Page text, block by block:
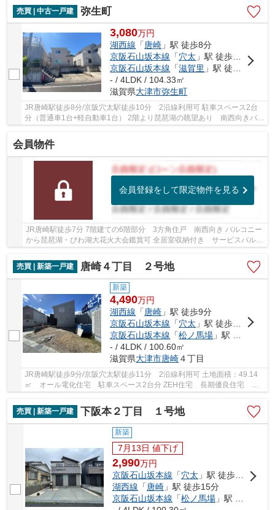
売買 | 中古一戸建
弥生町
3,080万円
湖西線 「唐崎 」駅 徒歩8分
京阪石山坂本線 「穴太 」駅 徒歩10分
京阪石山坂本線 「滋賀里 」駅 徒歩15分
- / 4LDK / 104.33㎡
滋賀県大津市弥生町
JR唐崎駅徒歩8分/京阪穴太駅徒歩10分 2沿線利用可 駐車スペース2台
分（普通車1台+軽自動車1台） 2階より琵琶湖の眺望あり 南西向きバル
会員物件
会員登録をして限定物件を見る
JR唐崎駅徒歩7分 7階建ての6階部分 3方角住戸 南西向き バルコニー
から琵琶湖・びわ湖大花火大会鑑賞可 全居室収納付き サービスバルコ
売買 | 新築一戸建
唐崎４丁目 ２号地
新築
4,490万円
湖西線 「 唐崎 」駅 徒歩9分
京阪石山坂本線 「穴太 」駅 徒歩11分
京阪石山坂本線 「松ノ馬場 」駅 徒歩20分
- / 4LDK / 100.60㎡
滋賀県大津市唐崎４丁目
JR唐崎駅徒歩9分/京阪穴太駅徒歩11分 2沿線利用可 土地面積：49.14
㎡ オール電化住宅 駐車スペース2台分 ZEH住宅 長期優良住宅 太
売買 | 新築一戸建
下阪本２丁目 １号地
新築
7月13日 値下げ
2,990万円
京阪石山坂本線 「穴太 」駅 徒歩7分
湖西線 「 唐崎」駅 徒歩15分
京阪石山坂本線 「松ノ馬場」駅 徒歩16分